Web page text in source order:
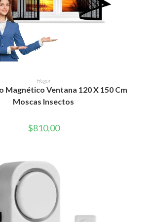
AÑADIR AL CARRITO
Hogar
Magnético Ventana 120 X 150 Cm
Moscas Insectos
$810,00